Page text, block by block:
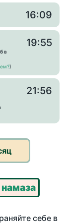
16:09
в
)
19:55
21:56
себе в